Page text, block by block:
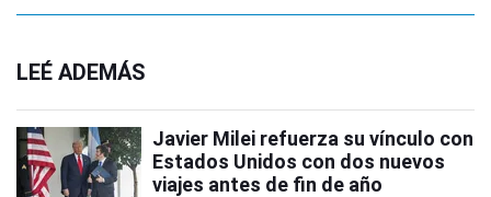
LEÉ ADEMÁS
Javier Milei refuerza su vínculo con
Estados Unidos con dos nuevos
viajes antes de fin de año